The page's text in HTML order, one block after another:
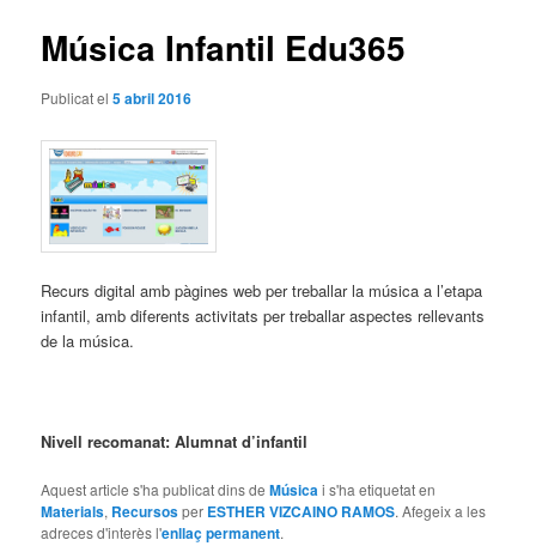
Música Infantil Edu365
Publicat el5 abril 2016
Recurs digital amb pàgines web per treballar la música a l’etapa
infantil, amb diferents activitats per treballar aspectes rellevants
de la música.
Nivell recomanat: Alumnat d’infantil
Aquest article s'ha publicat dins deMúsicai s'ha etiquetat en
Materials, Recursosper ESTHER VIZCAINO RAMOS. Afegeix a les
adreces d'interès l'enllaç permanent.